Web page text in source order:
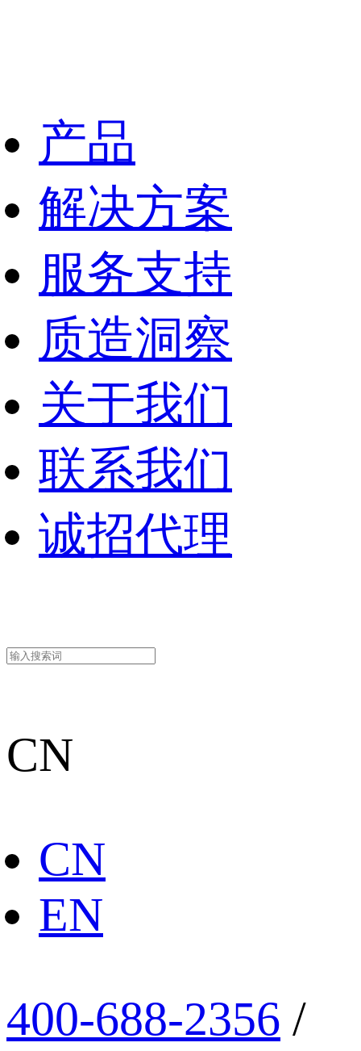
产品
解决方案
服务支持
质造洞察
关于我们
联系我们
诚招代理
CN
CN
EN
400-688-2356 /